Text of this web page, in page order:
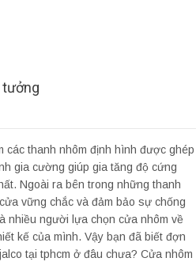
các thanh nhôm định hình được ghép
gia cường giúp gia tăng độ cứng
Ngoài ra bên trong những thanh
vững chắc và đảm bảo sự chống
nhiều người lựa chọn cửa nhôm về
kế của mình. Vậy bạn đã biết đợn
tại tphcm ở đâu chưa? Cửa nhôm